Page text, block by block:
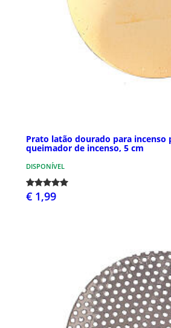
Prato latão dourado para incenso
queimador de incenso, 5 cm
DISPONÍVEL
€ 1,99